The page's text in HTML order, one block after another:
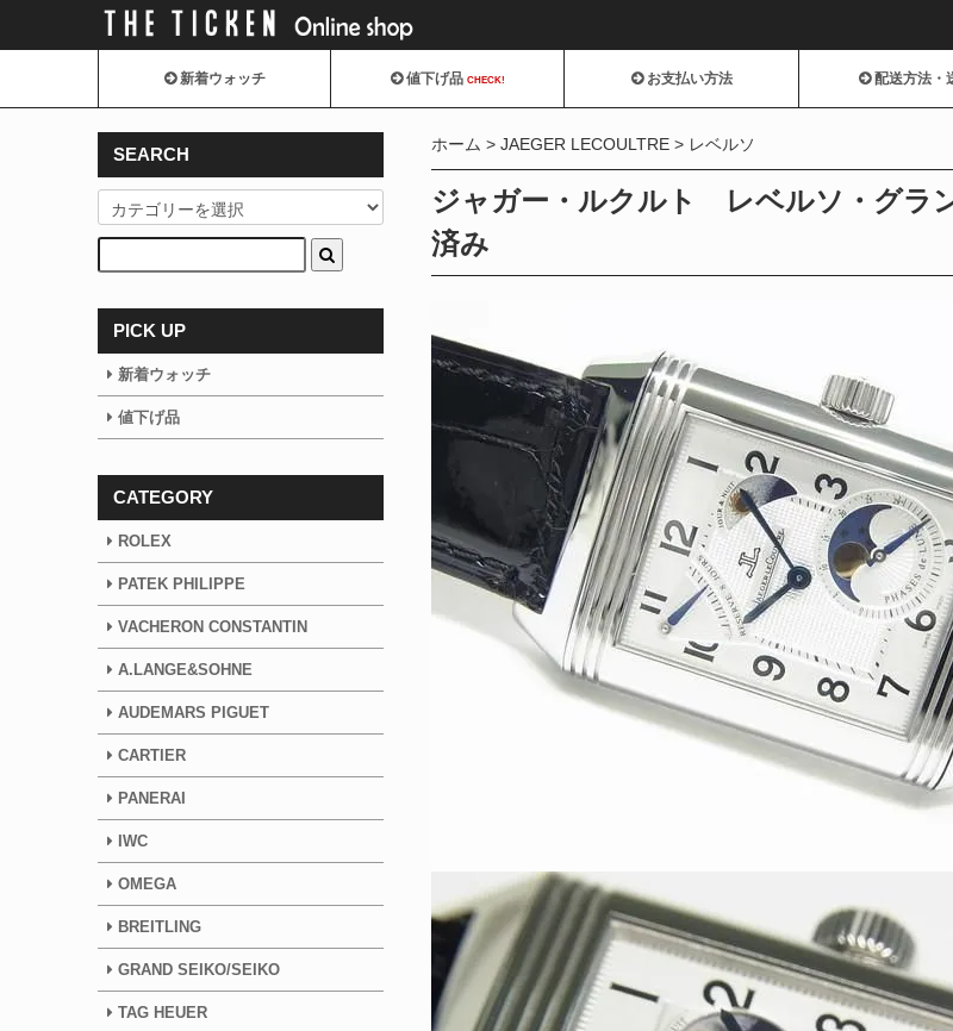
新着ウォッチ 値下げ品 CHECK! お支払い方法 配送方法・
ホーム JAEGER LECOULTRE レベルソ
ジャガー・ルクルト レベルソ・グ
済み
SEARCH
PICK UP
新着ウォッチ
値下げ品
CATEGORY
ROLEX
PATEK PHILIPPE
VACHERON CONSTANTIN
A.LANGE&SOHNE
AUDEMARS PIGUET
CARTIER
PANERAI
IWC
OMEGA
BREITLING
GRAND SEIKO/SEIKO
TAG HEUER